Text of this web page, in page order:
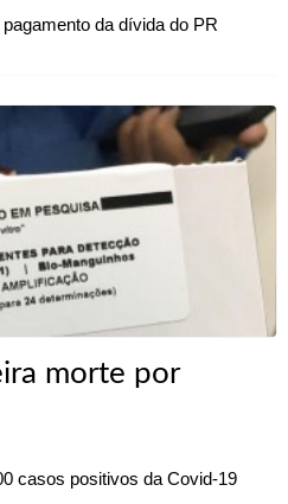
da dívida do PR
morte por
casos positivos da Covid-19